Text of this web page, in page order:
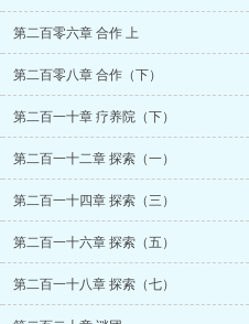
第二百零六章 合作 上
第二百零八章 合作（下）
第二百一十章 疗养院（下）
第二百一十二章 探索（一）
第二百一十四章 探索（三）
第二百一十六章 探索（五）
第二百一十八章 探索（七）